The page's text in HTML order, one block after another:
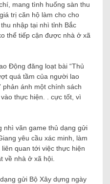
mang tình huống sàn thu
trị căn hộ làm cho cho
nhập tại nhì tỉnh Bắc
thể tiếp cận được nhà ở xã
Động đăng loạt bài “Thủ
quá tầm của người lao
phản ánh một chính sách
thực hiện. . cực tốt, vì
nhì văn game thủ dạng gửi
yêu cầu xác minh, làm
quan tới việc thực hiện
về nhà ở xã hội.
gửi Bộ Xây dựng ngày